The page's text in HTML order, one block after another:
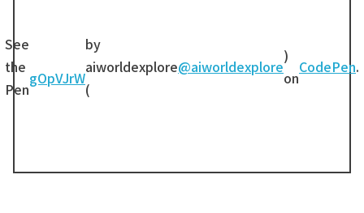
See
the
Pen
gOpVJrW
by
aiworldexplore
(
@aiworldexplore
)
on
CodePen.